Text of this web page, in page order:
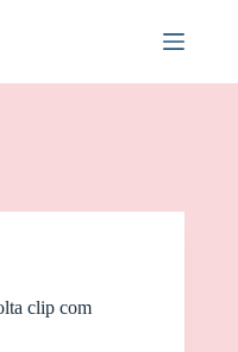
clip com